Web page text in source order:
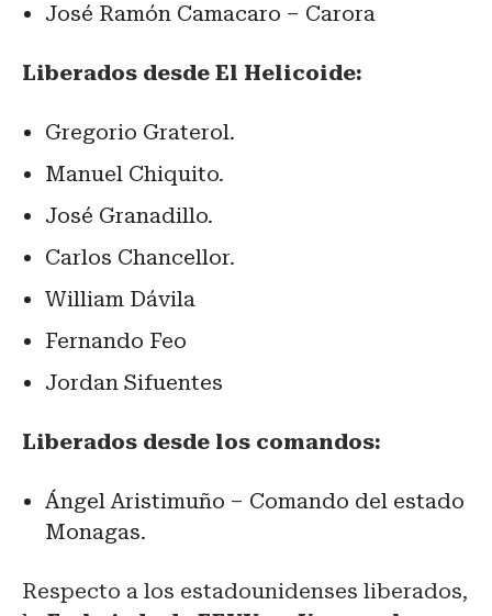
José Ramón Camacaro – Carora
Liberados desde El Helicoide:
Gregorio Graterol.
Manuel Chiquito.
José Granadillo.
Carlos Chancellor.
William Dávila
Fernando Feo
Jordan Sifuentes
Liberados desde los comandos:
Ángel Aristimuño – Comando del estado
Monagas.
Respecto a los estadounidenses liberados,